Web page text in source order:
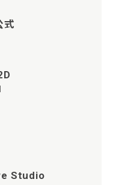
式
Studio